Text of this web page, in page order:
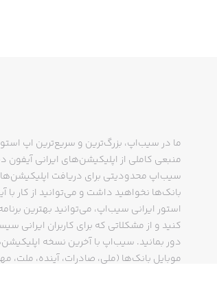
ما در سیب‌اپ، بزرگ‌ترین و سریع‌ترین اپ
منبعی کاملی از اپلیکیشن‌های ایرانی
سیب‌اپ محدودیتی برای دریافت
بانک‌ها نخواهید داشت و می‌توانید از کار با
استور ایرانی سیب‌اپ، می‌توانید بهترین
دور بمانید. سیب‌اپ با آخرین نسخه
موبایل بانک‌ها (ملی، صادرات، آینده، ملت،